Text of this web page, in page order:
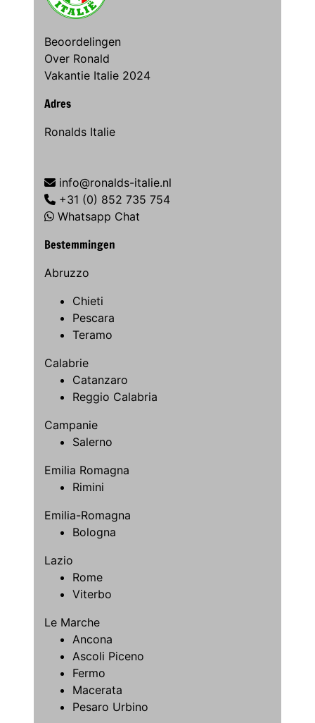
Beoordelingen
Over Ronald
Vakantie Italie 2024
Adres
Ronalds Italie
info@ronalds-italie.nl
+31 (0) 852 735 754
Whatsapp Chat
Bestemmingen
Abruzzo
Chieti
Pescara
Teramo
Calabrie
Catanzaro
Reggio Calabria
Campanie
Salerno
Emilia Romagna
Rimini
Emilia-Romagna
Bologna
Lazio
Rome
Viterbo
Le Marche
Ancona
Ascoli Piceno
Fermo
Macerata
Pesaro Urbino